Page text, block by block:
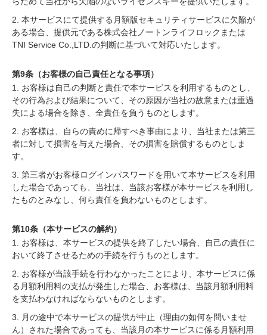
2. 本サービスにて提供する月額版セキュリティサービスに欠陥が
ある場合、提供元である株式会社ノートンライフロックまたは
TNI Service Co.,LTD.の判断に基づいて対応いたします。
第9条（お客様の自己責任となる事項）
1. お客様は自己の判断と責任で本サービスを利用するものとし、
その行為および結果について、その原因が当社の故意または重過
失による場合を除き、全責任を負うものとします。
2. お客様は、自らの責めに帰すべき事由により、当社または第三
者に対して損害を与えた場合、その損害を賠償するものとしま
す。
3. 第三者がお客様ログインパスワードを用いて本サービスを利用
した場合であっても、当社は、当該お客様が本サービスを利用し
たものとみなし、何ら責任を負わないものとします。
第10条（本サービスの解約）
1. お客様は、本サービスの提供を終了したい場合、自己の責任に
おいて終了させるための手続を行うものとします。
2. お客様が当該手続を行わなかったことにより、本サービスに係
る月額利用料の支払が発生した場合、お客様は、当該月額利用料
を支払わなければならないものとします。
3. 月の途中で本サービスの提供が中止（理由の如何を問いませ
ん）された場合であっても、当該月の本サービスに係る月額利用